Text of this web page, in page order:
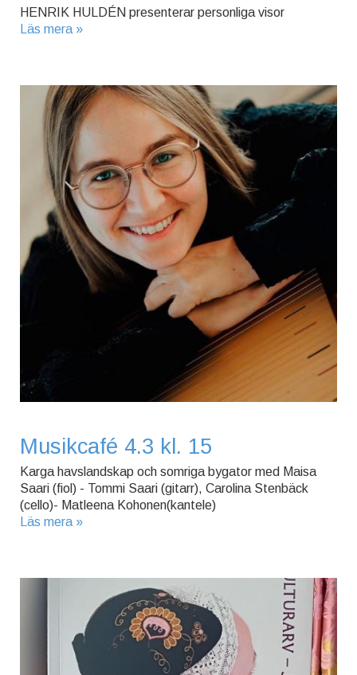
HENRIK HULDÉN presenterar personliga visor
Läs mera »
Musikcafé 4.3 kl. 15
Karga havslandskap och somriga bygator med Maisa
Saari (fiol) - Tommi Saari (gitarr), Carolina Stenbäck
(cello)- Matleena Kohonen(kantele)
Läs mera »